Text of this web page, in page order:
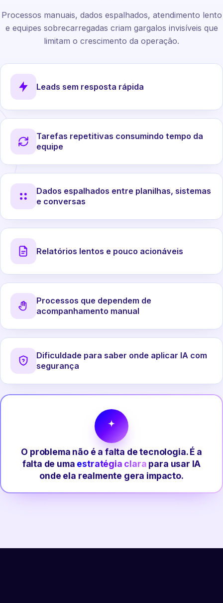
Processos manuais, dados espalhados, atendimento lento
e equipes sobrecarregadas criam gargalos invisíveis que
limitam o crescimento da operação.
Leads sem resposta rápida
Tarefas repetitivas consumindo tempo da
equipe
Dados espalhados entre planilhas, sistemas
e conversas
Relatórios lentos e pouco acionáveis
Processos que dependem de
acompanhamento manual
Dificuldade para saber onde aplicar IA com
segurança
O problema não é a falta de tecnologia. É a
falta de uma estratégia clara para usar IA
onde ela realmente gera impacto.